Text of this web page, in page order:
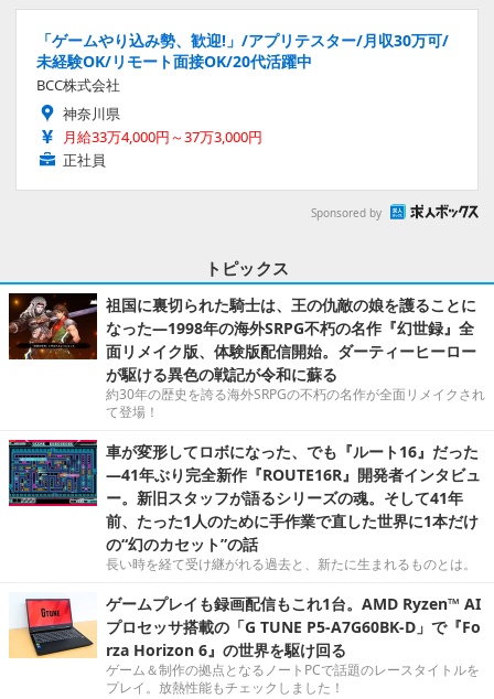
「ゲームやり込み勢、歓迎!」/アプリテスター/月収30万可/
未経験OK/リモート面接OK/20代活躍中
BCC株式会社
神奈川県
月給33万4,000円～37万3,000円
正社員
Sponsored by
トピックス
祖国に裏切られた騎士は、王の仇敵の娘を護ることに
なった―1998年の海外SRPG不朽の名作『幻世録』全
面リメイク版、体験版配信開始。ダーティーヒーロー
が駆ける異色の戦記が令和に蘇る
約30年の歴史を誇る海外SRPGの不朽の名作が全面リメイクされ
て登場！
車が変形してロボになった、でも『ルート16』だった
―41年ぶり完全新作『ROUTE16R』開発者インタビュ
ー。新旧スタッフが語るシリーズの魂。そして41年
前、たった1人のために手作業で直した世界に1本だけ
の“幻のカセット”の話
長い時を経て受け継がれる過去と、新たに生まれるものとは。
ゲームプレイも録画配信もこれ1台。AMD Ryzen™ AI
プロセッサ搭載の「G TUNE P5-A7G60BK-D」で『Fo
rza Horizon 6』の世界を駆け回る
ゲーム＆制作の拠点となるノートPCで話題のレースタイトルを
プレイ。放熱性能もチェックしました！